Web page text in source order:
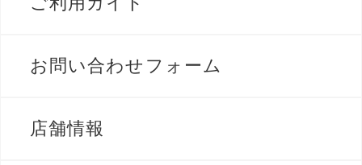
お問い合わせフォーム
店舗情報